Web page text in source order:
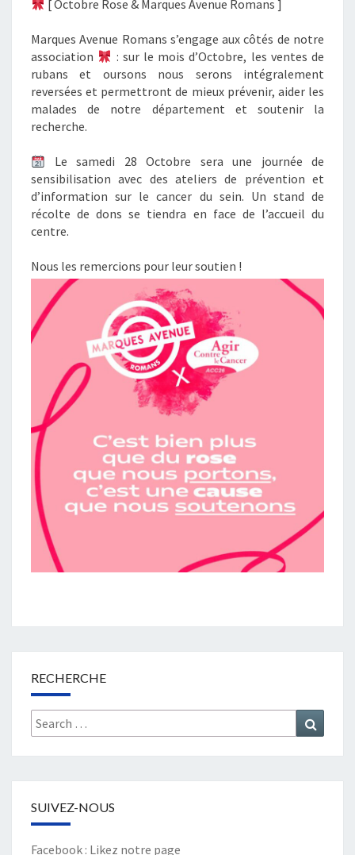
A
E
N
U
E
R
A
N
S
[ Octobre Rose & Marques Avenue Romans ]
Marques Avenue Romans s’engage aux côtés de notre
association
: sur le mois d’Octobre, les ventes de
rubans et oursons nous serons intégralement
reversées et permettront de mieux prévenir, aider les
malades de notre département et soutenir la
recherche.
Le samedi 28 Octobre sera une journée de
sensibilisation avec des ateliers de prévention et
d’information sur le cancer du sein. Un stand de
récolte de dons se tiendra en face de l’accueil du
centre.
Nous les remercions pour leur soutien !
RECHERCHE
Search
for:
SUIVEZ-NOUS
Facebook : Likez notre page